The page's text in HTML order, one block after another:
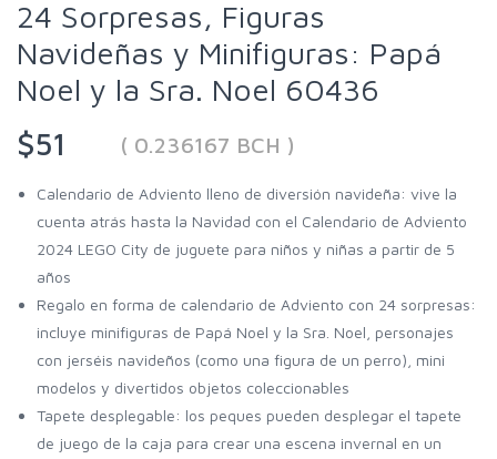
24 Sorpresas, Figuras
Navideñas y Minifiguras: Papá
Noel y la Sra. Noel 60436
$51
( 0.236167 BCH )
Calendario de Adviento lleno de diversión navideña: vive la
cuenta atrás hasta la Navidad con el Calendario de Adviento
2024 LEGO City de juguete para niños y niñas a partir de 5
años
Regalo en forma de calendario de Adviento con 24 sorpresas:
incluye minifiguras de Papá Noel y la Sra. Noel, personajes
con jerséis navideños (como una figura de un perro), mini
modelos y divertidos objetos coleccionables
Tapete desplegable: los peques pueden desplegar el tapete
de juego de la caja para crear una escena invernal en un